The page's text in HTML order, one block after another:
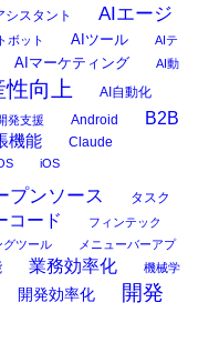
シスタント
AIエージ
ボット AIツール
AIテ
AIマーケティング AI動
性向上 AI自動化
発支援 Android
B2B
機能 Claude
iOS
プンソース
タスク
コード フィンテック
グツール
メニューバーアプ
業務効率化 機械学
開発効率化
開発